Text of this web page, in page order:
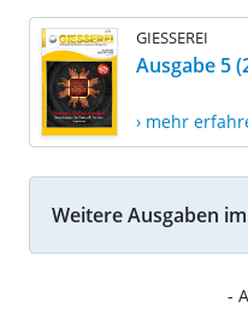
GIESSEREI
Ausgabe 5
› mehr
Weitere Ausgaben
-